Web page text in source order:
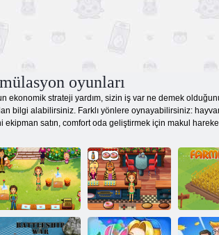
oyunları
ekonomik strateji yardım, sizin iş var ne demek
bilgi alabilirsiniz. Farklı yönlere oynayabilirsiniz:
ekipman satın, comfort oda geliştirmek için makul